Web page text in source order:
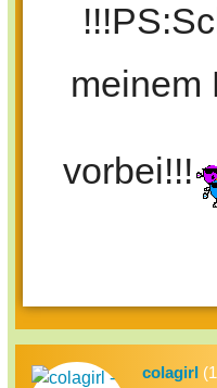
meinem
vorbei!!!
colagirl